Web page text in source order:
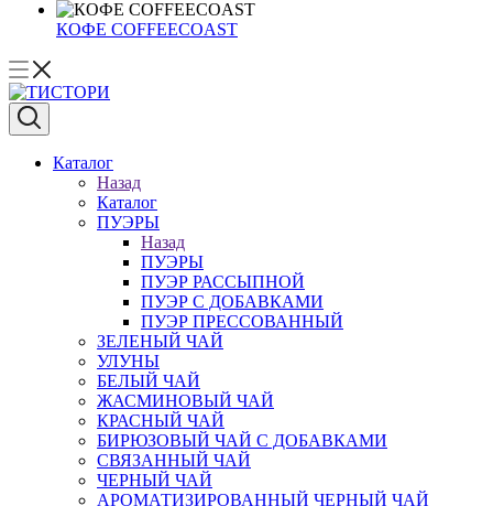
КОФЕ COFFEECOAST
Каталог
Назад
Каталог
ПУЭРЫ
Назад
ПУЭРЫ
ПУЭР РАССЫПНОЙ
ПУЭР С ДОБАВКАМИ
ПУЭР ПРЕССОВАННЫЙ
ЗЕЛЕНЫЙ ЧАЙ
УЛУНЫ
БЕЛЫЙ ЧАЙ
ЖАСМИНОВЫЙ ЧАЙ
КРАСНЫЙ ЧАЙ
БИРЮЗОВЫЙ ЧАЙ С ДОБАВКАМИ
СВЯЗАННЫЙ ЧАЙ
ЧЕРНЫЙ ЧАЙ
АРОМАТИЗИРОВАННЫЙ ЧЕРНЫЙ ЧАЙ